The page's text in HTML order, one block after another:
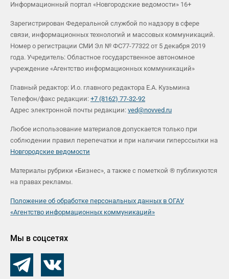
Информационный портал «Новгородские ведомости» 16+
Зарегистрирован Федеральной службой по надзору в сфере
связи, информационных технологий и массовых коммуникаций.
Номер о регистрации СМИ Эл № ФС77-77322 от 5 декабря 2019
года. Учредитель: Областное государственное автономное
учреждение «Агентство информационных коммуникаций»
Главный редактор: И.о. главного редактора Е.А. Кузьмина
Телефон/факс редакции: +7 (8162) 77-32-92
Адрес электронной почты редакции: ved@novved.ru
Любое использование материалов допускается только при
соблюдении правил перепечатки и при наличии гиперссылки на
Новгородские ведомости
Материалы рубрики «Бизнес», а также с пометкой ® публикуются
на правах рекламы.
Положение об обработке персональных данных в ОГАУ
«Агентство информационных коммуникаций»
Мы в соцсетях